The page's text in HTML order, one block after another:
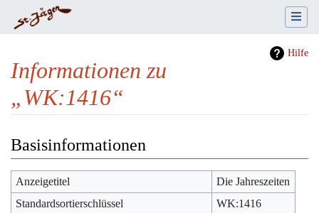
Hilfe
Informationen zu
„WK:1416“
Basisinformationen
Anzeigetitel
Die Jahreszeiten
Standardsortierschlüssel
WK:1416